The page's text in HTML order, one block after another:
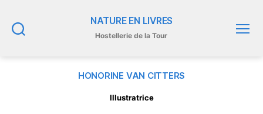
NATURE EN LIVRES
Hostellerie de la Tour
HONORINE VAN CITTERS
Illustratrice